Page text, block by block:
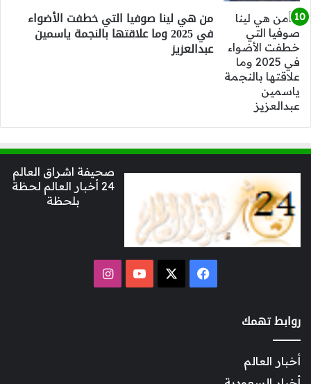
من هي لينا صوفيا التي خطفت الأضواء
في 2025 وما علاقتها بالنجمة ياسمين
عبدالعزيز
صحيفة اشراق العالم
24 أخبار العالم لحظة
بلحظة
فيسبوك ‫YouTubeانستقرام
روابط تهمك
أخبار العالم